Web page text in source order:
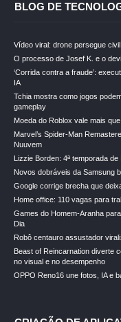
BLOG DE
Vídeo viral: drone persegue
O processo de Josef K. e o
‘Corrida contra a fraude’:
IA
Tchia mostra como jogos
gameplay
Moeda do Roblox vale mais
Marvel’s Spider-Man
Nuuvem
Lizzie Borden: 4ª temporada
Novos dobráveis da Samsung
Google corrige brecha que
Home office: 110 vagas para
Games do Homem-Aranha
Dia
Robô centauro assustador
Beast of Reincarnation diverte
no visual e no desempenho
OPPO Reno16 une fotos, IA e